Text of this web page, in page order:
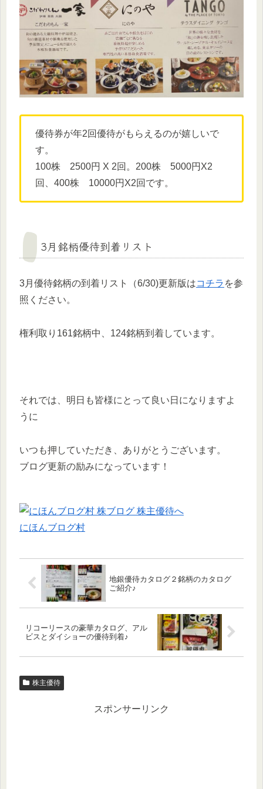
優待券が年2回優待がもらえるのが嬉しいで
す。
100株 2500円 X 2回。200株 5000円X2
回、400株 10000円X2回です。
3月銘柄優待到着リスト
3月優待銘柄の到着リスト（6/30)更新版はコチラ を参
照ください。
権利取り161銘柄中、124銘柄到着しています。
それでは、明日も皆様にとって良い日になりますよ
うに
いつも押していただき、ありがとうございます。
ブログ更新の励みになっています！
にほんブログ村
地銀優待カタログ２銘柄のカタログ
ご紹介♪
リコーリースの豪華カタログ、アル
ビスとダイショーの優待到着♪
株主優待
スポンサーリンク